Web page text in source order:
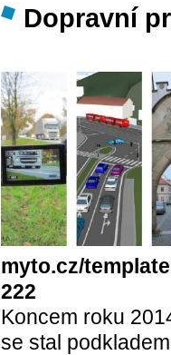
Dopravní
myto.cz/
222
Koncem roku
se stal